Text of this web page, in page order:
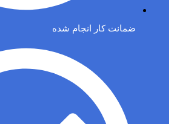
ضمانت کار انجام شده